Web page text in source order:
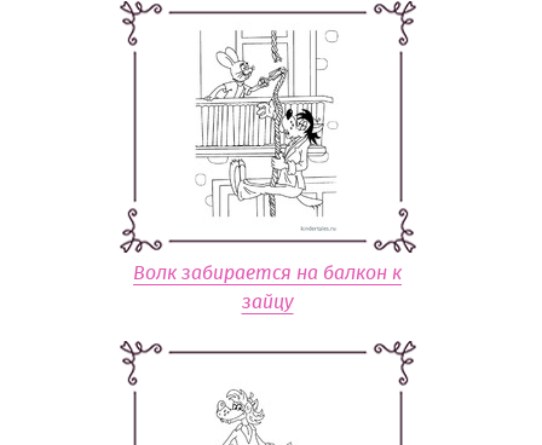
Волк забирается на балкон к
зайцу